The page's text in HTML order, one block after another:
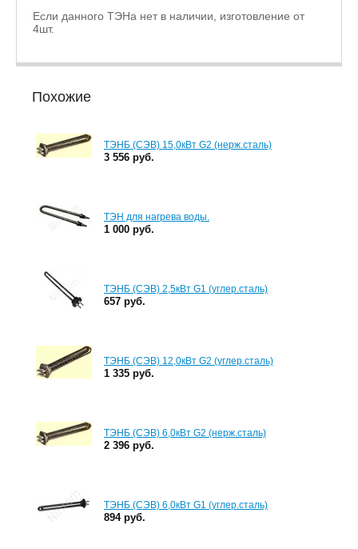
Если данного ТЭНа нет в наличии, изготовление от
4шт.
Похожие
ТЭНБ (СЭВ) 15,0кВт G2 (нерж.сталь)
3 556 руб.
ТЭН для нагрева воды.
1 000 руб.
ТЭНБ (СЭВ) 2,5кВт G1 (углер.сталь)
657 руб.
ТЭНБ (СЭВ) 12,0кВт G2 (углер.сталь)
1 335 руб.
ТЭНБ (СЭВ) 6,0кВт G2 (нерж.сталь)
2 396 руб.
ТЭНБ (СЭВ) 6,0кВт G1 (углер.сталь)
894 руб.